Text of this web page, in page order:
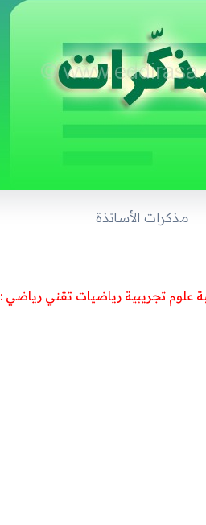
مذكرات الأساتذة
علوم تجريبية رياضيات تقني رياضي :